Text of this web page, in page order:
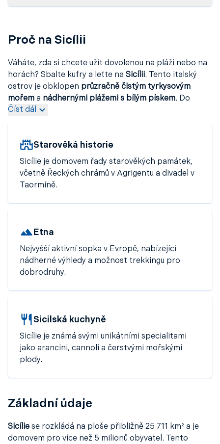
Proč na Sicílii
Váháte, zda si chcete užít dovolenou na pláži nebo na
horách? Sbalte kufry a leťte na Sicílii. Tento italský
ostrov je obklopen průzračně čistým tyrkysovým
mořem a nádhernými plážemi s bílým pískem. Do
sytosti si můžete užívat šnorchlování, potápění a
Etnanebo Stromboli a nechte se unést
dechberoucími scenériemi. A až si budete chtít
odpočinout, dejte si výborné
sicilské víno
, lahodnou
zmrzlinu nebo delikátní ovčí sýr. Zažijte nadpozemský
plánujete cestu, sledujte nabídky naletenky na Sicílii–
Sicíliis odletem z různých evropských měst.
Číst dál
Starověká historie
Sicílie je domovem řady starověkých památek,
včetně Řeckých chrámů v Agrigentu a divadel v
Taormině.
Etna
Nejvyšší aktivní sopka v Evropě, nabízející
nádherné výhledy a možnost trekkingu pro
dobrodruhy.
Sicilská kuchyně
Sicílie je známá svými unikátními specialitami
jako arancini, cannoli a čerstvými mořskými
plody.
Základní údaje
Sicílie se rozkládá na ploše přibližně 25 711 km² a je
domovem pro více než 5 milionů obyvatel. Tento